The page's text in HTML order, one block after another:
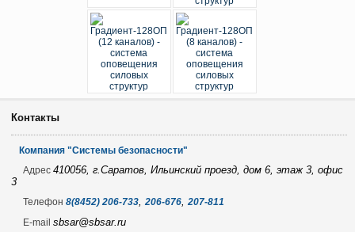
Контакты
Компания "Системы безопасности"
Адрес 410056, г.Саратов, Ильинский проезд, дом 6, этаж 3, офис
3
Телефон 8(8452) 206-733,206-676,207-811
E-mail sbsar@sbsar.ru